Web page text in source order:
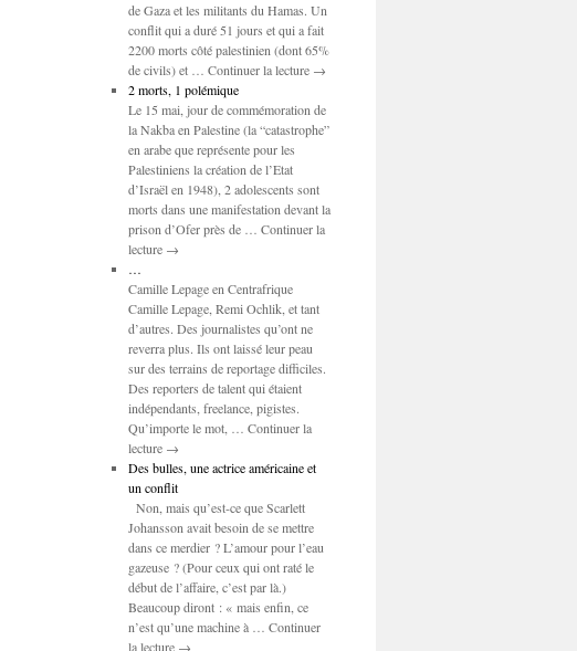
de Gaza et les militants du Hamas. Un
conflit qui a duré 51 jours et qui a fait
2200 morts côté palestinien (dont 65%
de civils) et … Continuer la lecture →
2 morts, 1 polémique
Le 15 mai, jour de commémoration de
la Nakba en Palestine (la “catastrophe”
en arabe que représente pour les
Palestiniens la création de l’Etat
d’Israël en 1948), 2 adolescents sont
morts dans une manifestation devant la
prison d’Ofer près de … Continuer la
lecture →
…
Camille Lepage en Centrafrique
Camille Lepage, Remi Ochlik, et tant
d’autres. Des journalistes qu’ont ne
reverra plus. Ils ont laissé leur peau
sur des terrains de reportage difficiles.
Des reporters de talent qui étaient
indépendants, freelance, pigistes.
Qu’importe le mot, … Continuer la
lecture →
Des bulles, une actrice américaine et
un conflit
Non, mais qu’est-ce que Scarlett
Johansson avait besoin de se mettre
dans ce merdier ? L’amour pour l’eau
gazeuse ? (Pour ceux qui ont raté le
début de l’affaire, c’est par là.)
Beaucoup diront : « mais enfin, ce
n’est qu’une machine à … Continuer
la lecture →